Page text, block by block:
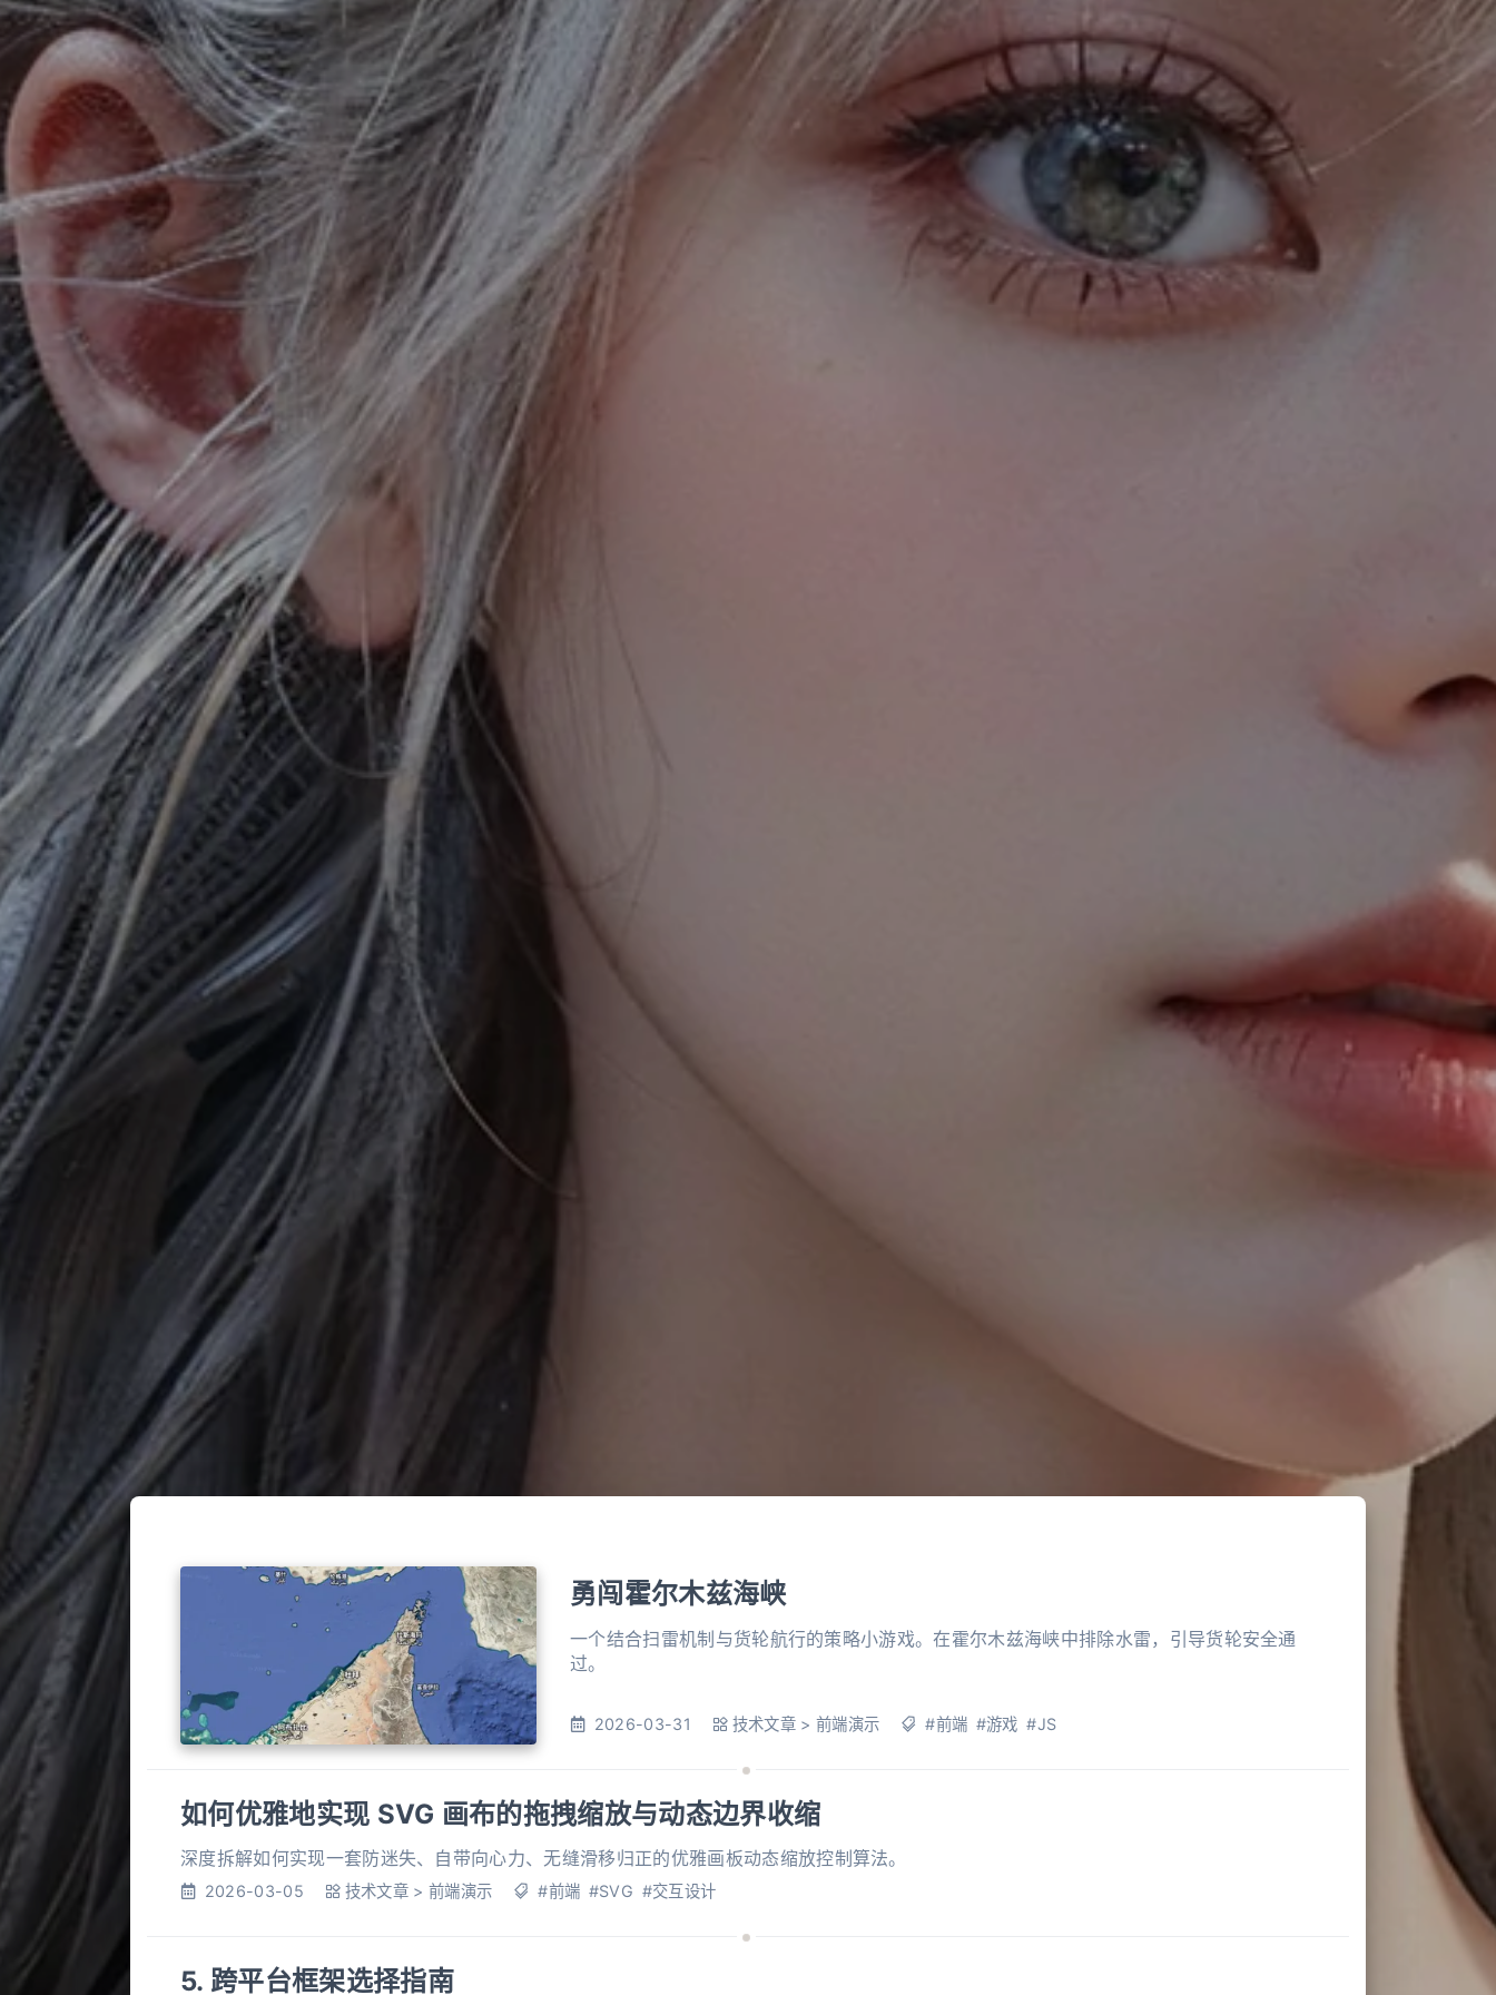
勇闯霍尔木兹海峡
一个结合扫雷机制与货轮航行的策略小游戏。在霍尔木兹海峡中排除水雷，引导货轮安全通
过。
2026-03-31 技术文章 > 前端演示 #前端 #游戏 #JS
如何优雅地实现 SVG 画布的拖拽缩放与动态边界收缩
深度拆解如何实现一套防迷失、自带向心力、无缝滑移归正的优雅画板动态缩放控制算法。
2026-03-05 技术文章 > 前端演示 #前端 #SVG #交互设计
5. 跨平台框架选择指南